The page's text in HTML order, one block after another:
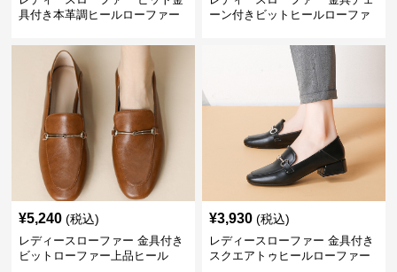
具付き本革調ヒールローファー
ーン付きビットヒールローファ
¥5,240 (税込)
レディースローファー 金具付き
ビットローファー上品ヒール
¥3,930 (税込)
レディースローファー 金具付き
スクエアトゥヒールローファー